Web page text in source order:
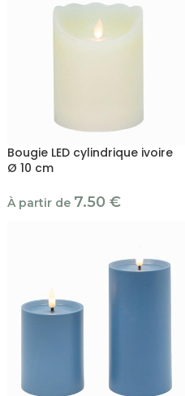
Bougie LED cylindrique ivoire
Ø 10 cm
À partir de 7.50 €